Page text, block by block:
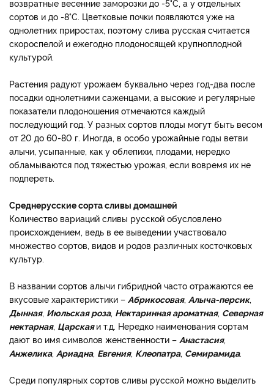
возвратные весенние заморозки до -5°С, а у отдельных
сортов и до -8°С. Цветковые почки появляются уже на
однолетних приростах, поэтому слива русская считается
скороспелой и ежегодно плодоносящей крупноплодной
культурой.
Растения радуют урожаем буквально через год-два после
посадки однолетними саженцами, а высокие и регулярные
показатели плодоношения отмечаются каждый
последующий год. У разных сортов плоды могут быть весом
от 20 до 60-80 г. Иногда, в особо урожайные годы ветви
алычи, усыпанные, как у облепихи, плодами, нередко
обламываются под тяжестью урожая, если вовремя их не
подпереть.
Среднерусские сорта сливы домашней
Количество вариаций сливы русской обусловлено
происхождением, ведь в ее выведении участвовало
множество сортов, видов и родов различных косточковых
культур.
В названии сортов алычи гибридной часто отражаются ее
вкусовые характеристики – Абрикосовая, Алыча-персик,
Дынная, Июльская роза, Нектаринная ароматная, Северная
нектарная, Царскаяи т.д. Нередко наименования сортам
дают во имя символов женственности – Анастасия,
Анжелика, Ариадна, Евгения, Клеопатра, Семирамида.
Среди популярных сортов сливы русской можно выделить